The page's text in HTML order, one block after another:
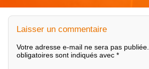
Laisser un commentaire
Votre adresse e-mail ne sera pas publiée.
obligatoires sont indiqués avec *